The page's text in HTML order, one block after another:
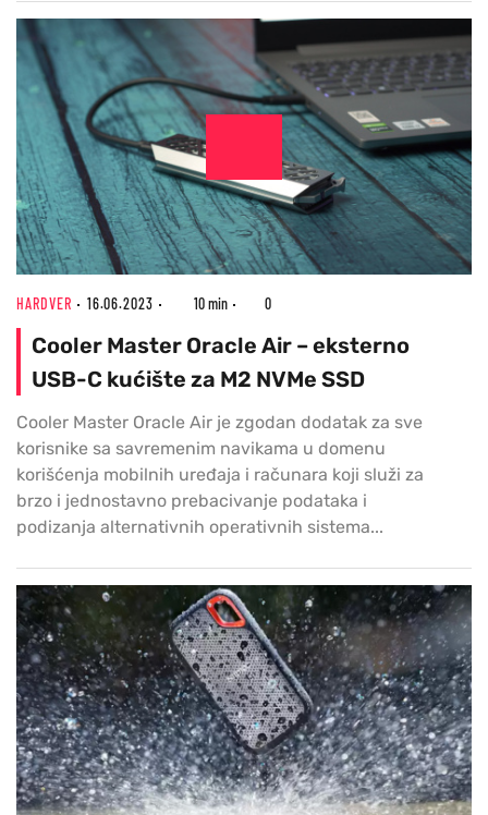
HARDVER 16.06.2023 10 min 0
Cooler Master Oracle Air – eksterno
USB-C kućište za M2 NVMe SSD
Cooler Master Oracle Air je zgodan dodatak za sve
korisnike sa savremenim navikama u domenu
korišćenja mobilnih uređaja i računara koji služi za
brzo i jednostavno prebacivanje podataka i
podizanja alternativnih operativnih sistema...